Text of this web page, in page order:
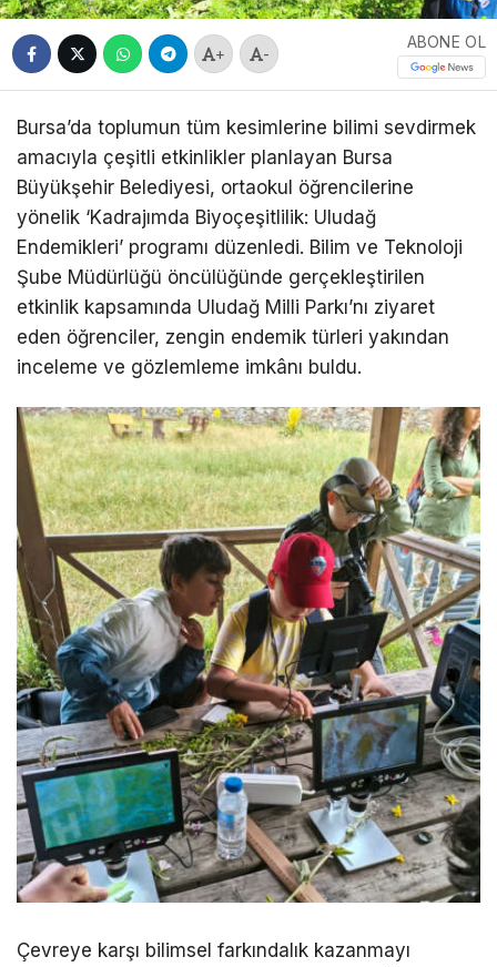
+ -
ABONE OL
Bursa’da toplumun tüm kesimlerine bilimi sevdirmek
amacıyla çeşitli etkinlikler planlayan Bursa
Büyükşehir Belediyesi, ortaokul öğrencilerine
yönelik ‘Kadrajımda Biyoçeşitlilik: Uludağ
Endemikleri’ programı düzenledi. Bilim ve Teknoloji
Şube Müdürlüğü öncülüğünde gerçekleştirilen
etkinlik kapsamında Uludağ Milli Parkı’nı ziyaret
eden öğrenciler, zengin endemik türleri yakından
inceleme ve gözlemleme imkânı buldu.
Çevreye karşı bilimsel farkındalık kazanmayı